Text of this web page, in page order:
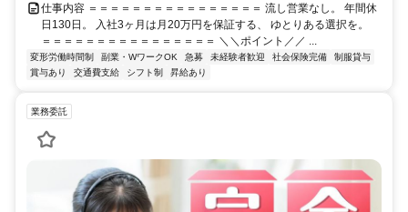
仕事内容 ＝＝＝＝＝＝＝＝＝＝＝＝＝＝＝＝ 流し営業なし。 年間休
日130日。 入社3ヶ月は月20万円を保証する、 ゆとりある選択を。
＝＝＝＝＝＝＝＝＝＝＝＝＝＝＝＝ ＼＼ポイント／／ ...
変形労働時間制 副業・WワークOK 急募 未経験者歓迎 社会保険完備
制服貸与
賞与あり
交通費支給 シフト制 昇給あり
業務委託